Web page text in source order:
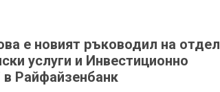
e новият ръководил на отдел
услуги и Инвестиционно
в Райфайзенбанк